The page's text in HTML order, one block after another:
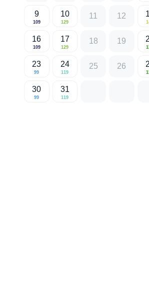
9
109
10
129
11 12
16
109
17
129
18 19
23
99
24
119
25 26
30
99
31
119